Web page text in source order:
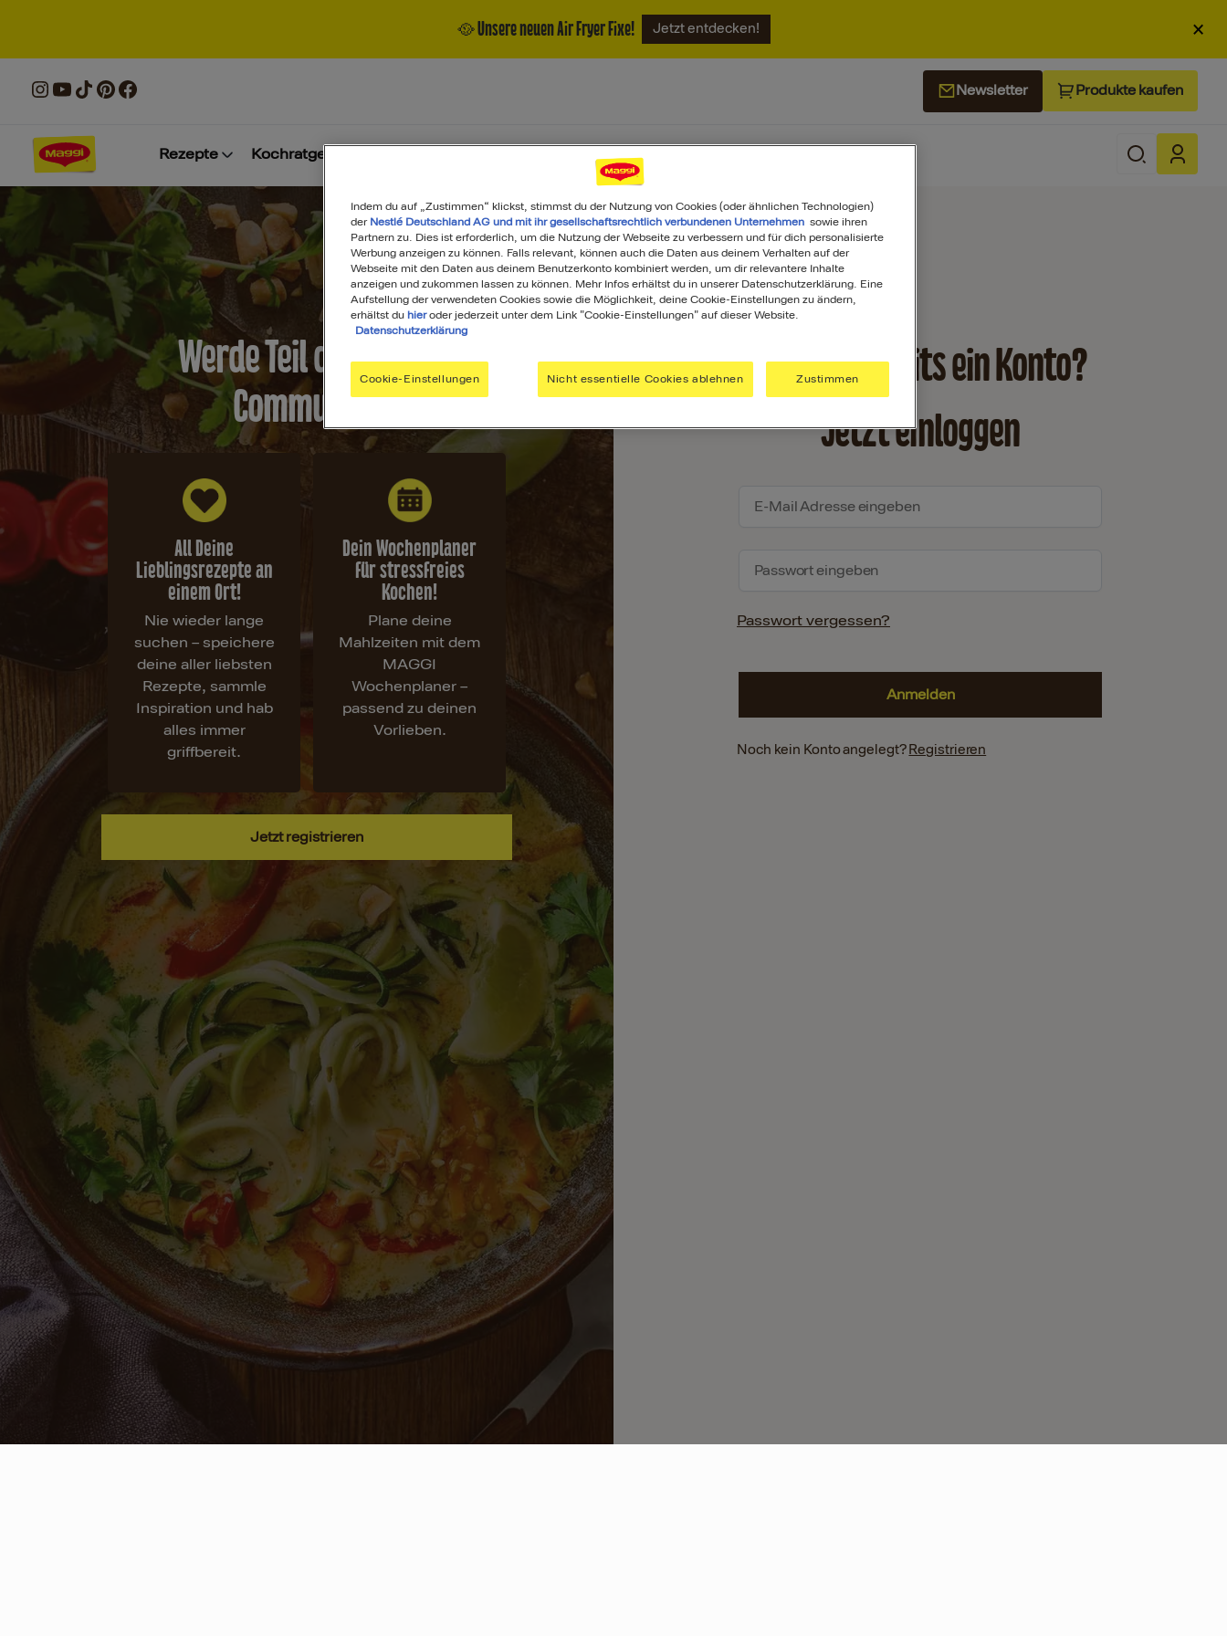
🥘 Unsere neuen Air Fryer Fixe! Jetzt entdecken! ×
Newsletter Produkte kaufen
Rezepte Kochratgeber Über uns
Werde Teil der MAGGI
Community
All Deine
Lieblingsrezepte an
einem Ort!
Nie wieder lange
suchen – speichere
deine aller liebsten
Rezepte, sammle
Inspiration und hab
alles immer
griffbereit.
Dein Wochenplaner
für stressfreies
Kochen!
Plane deine
Mahlzeiten mit dem
MAGGI
Wochenplaner –
passend zu deinen
Vorlieben.
Jetzt registrieren
Du hast bereits ein Konto?
Jetzt einloggen
Passwort vergessen?
Noch kein Konto angelegt? Registrieren
Indem du auf „Zustimmen“ klickst, stimmst du der Nutzung von Cookies (oder ähnlichen Technologien)
der Nestlé Deutschland AG und mit ihr gesellschaftsrechtlich verbundenen Unternehmen sowie ihren
Partnern zu. Dies ist erforderlich, um die Nutzung der Webseite zu verbessern und für dich personalisierte
Werbung anzeigen zu können. Falls relevant, können auch die Daten aus deinem Verhalten auf der
Webseite mit den Daten aus deinem Benutzerkonto kombiniert werden, um dir relevantere Inhalte
anzeigen und zukommen lassen zu können. Mehr Infos erhältst du in unserer Datenschutzerklärung. Eine
Aufstellung der verwendeten Cookies sowie die Möglichkeit, deine Cookie-Einstellungen zu ändern,
erhältst du hieroder jederzeit unter dem Link "Cookie-Einstellungen" auf dieser Website.
Datenschutzerklärung
Cookie-Einstellungen Nicht essentielle Cookies ablehnen Zustimmen